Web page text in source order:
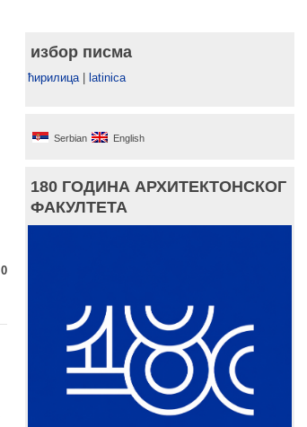
0
избор писма
ћирилица| latinica
Serbian English
180 ГОДИНА АРХИТЕКТОНСКОГ
ФАКУЛТЕТА